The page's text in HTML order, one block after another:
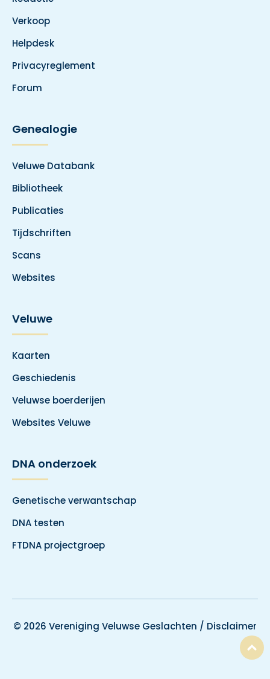
Verkoop
Helpdesk
Privacyreglement
Forum
Genealogie
Veluwe Databank
Bibliotheek
Publicaties
Tijdschriften
Scans
Websites
Veluwe
Kaarten
Geschiedenis
Veluwse boerderijen
Websites Veluwe
DNA onderzoek
Genetische verwantschap
DNA testen
FTDNA projectgroep
© 2026 Vereniging Veluwse Geslachten / Disclaimer